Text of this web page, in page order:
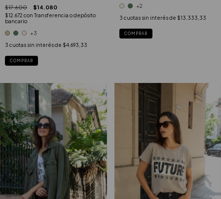
$17.600 $14.080
$12.672 con Transferencia o depósito
bancario
+3
3 cuotas sin interés de $4.693,33
COMPRAR
+2
3 cuotas sin interés de $13.333,33
COMPRAR